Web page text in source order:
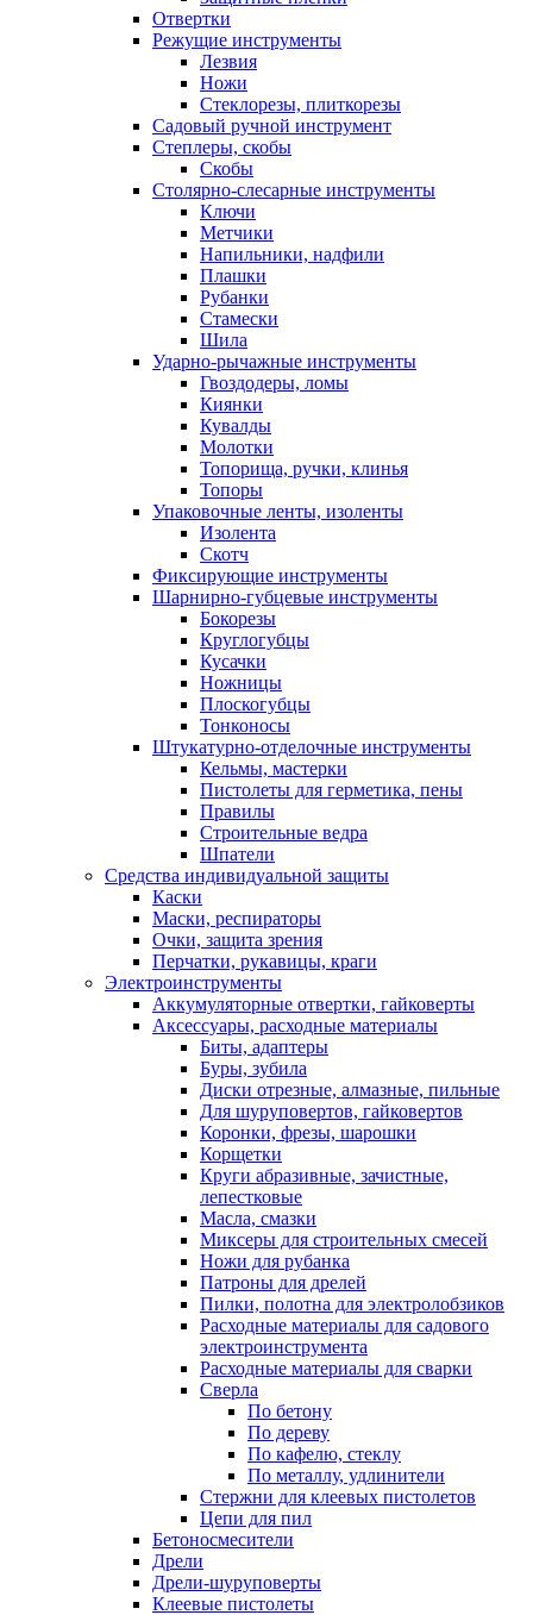
Отвертки
Режущие инструменты
Лезвия
Ножи
Стеклорезы, плиткорезы
Садовый ручной инструмент
Степлеры, скобы
Скобы
Столярно-слесарные инструменты
Ключи
Метчики
Напильники, надфили
Плашки
Рубанки
Стамески
Шила
Ударно-рычажные инструменты
Гвоздодеры, ломы
Киянки
Кувалды
Молотки
Топорища, ручки, клинья
Топоры
Упаковочные ленты, изоленты
Изолента
Скотч
Фиксирующие инструменты
Шарнирно-губцевые инструменты
Бокорезы
Круглогубцы
Кусачки
Ножницы
Плоскогубцы
Тонконосы
Штукатурно-отделочные инструменты
Кельмы, мастерки
Пистолеты для герметика, пены
Правилы
Строительные ведра
Шпатели
Средства индивидуальной защиты
Каски
Маски, респираторы
Очки, защита зрения
Перчатки, рукавицы, краги
Электроинструменты
Аккумуляторные отвертки, гайковерты
Аксессуары, расходные материалы
Биты, адаптеры
Буры, зубила
Диски отрезные, алмазные, пильные
Для шуруповертов, гайковертов
Коронки, фрезы, шарошки
Корщетки
Круги абразивные, зачистные,
лепестковые
Масла, смазки
Миксеры для строительных смесей
Ножи для рубанка
Патроны для дрелей
Пилки, полотна для электролобзиков
Расходные материалы для садового
электроинструмента
Расходные материалы для сварки
Сверла
По бетону
По дереву
По кафелю, стеклу
По металлу, удлинители
Стержни для клеевых пистолетов
Цепи для пил
Бетоносмесители
Дрели
Дрели-шуруповерты
Клеевые пистолеты